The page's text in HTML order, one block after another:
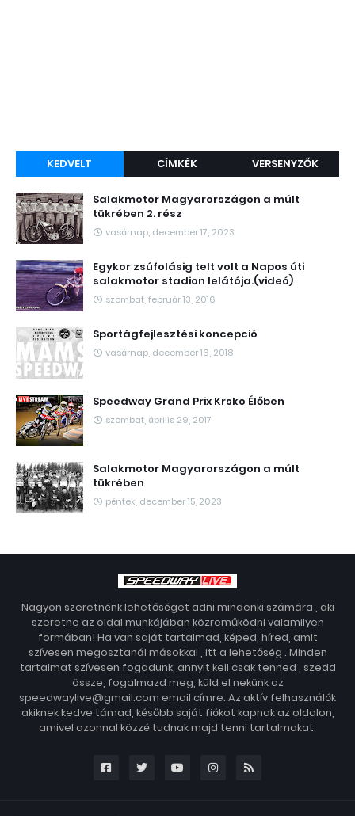
KEDVELT CÍMKÉK VERSENYZŐK
Salakmotor Magyarországon a múlt
tükrében 2. rész
vasárnap, december 17, 2023
Egykor zsúfolásig telt volt a Napos úti
salakmotor stadion lelátója.(videó)
szombat, február 13, 2016
Sportágfejlesztési koncepció
vasárnap, december 16, 2018
Speedway Grand Prix Krsko Élőben
szombat, április 29, 2017
Salakmotor Magyarországon a múlt
tükrében
péntek, december 15, 2023
Nagyon szeretnénk lehetőséget adni mindenki számára , aki
szeretne az oldal munkájában közreműködni valamilyen
formában! Ha van saját tartalmad, képed, híred, amit
szívesen megosztanál másokkal , itt a lehetőség . Minden
tartalmat szívesen fogadunk, annyit kell csak tenned , szedd
össze, fogalmazd meg, küld el nekünk az
speedwaylive@gmail.com email címre. Az aktív felhasználók
akiknek kedve támad, később saját fiókot kapnak az oldalon,
amivel azonnal közzé tudnak majd tenni tartalmakat.